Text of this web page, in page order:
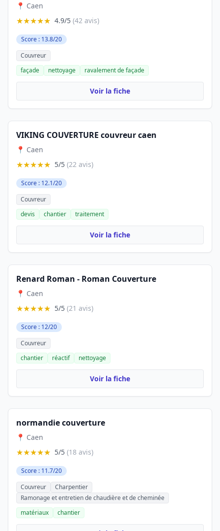
📍 Caen
★★★★★ 4.9/5 (42 avis)
Score : 13.8/20
Couvreur
façade
nettoyage ravalement de façade
Voir la fiche
VIKING COUVERTURE couvreur caen
📍 Caen
★★★★★ 5/5 (22 avis)
Score : 12.1/20
Couvreur
devis
chantier traitement
Voir la fiche
Renard Roman - Roman Couverture
📍 Caen
★★★★★ 5/5 (21 avis)
Score : 12/20
Couvreur
chantier
réactif nettoyage
Voir la fiche
normandie couverture
📍 Caen
★★★★★ 5/5 (18 avis)
Score : 11.7/20
Couvreur
Charpentier
Ramonage et entretien de chaudière et de cheminée
matériaux
chantier